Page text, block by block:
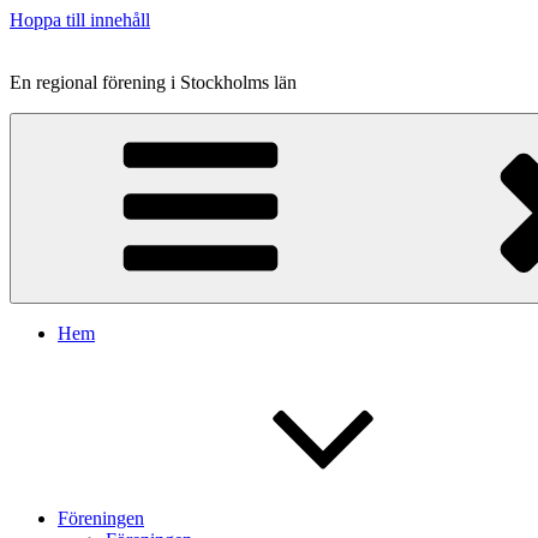
Hoppa till innehåll
En regional förening i Stockholms län
Hem
Föreningen